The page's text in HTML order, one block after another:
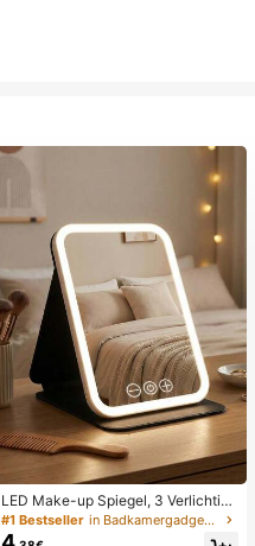
LED Make-up Spiegel, 3 Verlichting
smodi, Verstelbare Helderheid, Draa
gbaar Vouwbaar Ontwerp, Geschikt
#1 Bestseller in Badkamergadgets die favoriet zijn bij klanten B